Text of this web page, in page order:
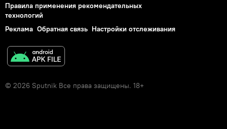
Правила применения рекомендательных
технологий
Реклама Обратная связь Настройки отслеживания
© 2026 Sputnik Все права защищены. 18+